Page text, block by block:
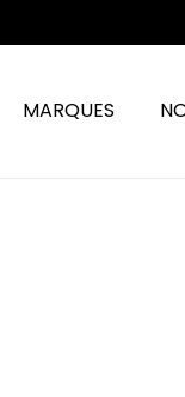
MARQUES